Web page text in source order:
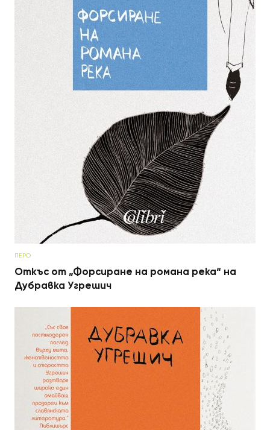
ПЕРО
Откъс от „Форсиране на романа река“ на
Дубравка Угрешич